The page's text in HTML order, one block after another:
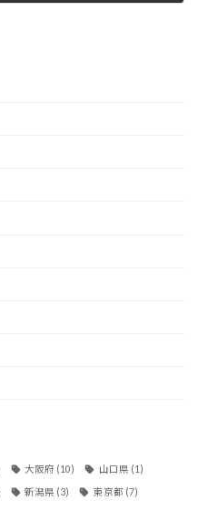
大阪府 (10) 山口県 (1)
新潟県 (3) 東京都 (7)